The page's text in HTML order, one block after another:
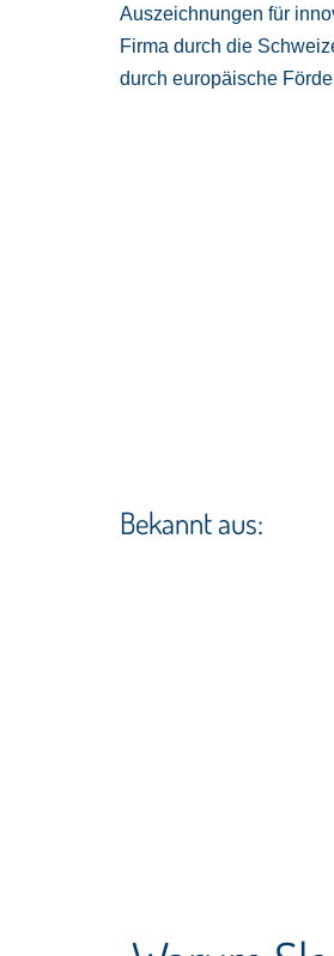
Auszeichnungen für
Firma durch die
durch europäische
Bekannt aus: